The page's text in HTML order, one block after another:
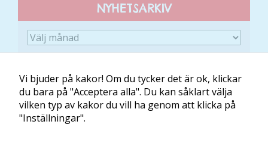
NYHETSARKIV
Om Minibladet Villkor Mina kakor
Vi bjuder på kakor! Om du tycker det är ok, klickar
du bara på "Acceptera alla". Du kan såklart välja
vilken typ av kakor du vill ha genom att klicka på
"Inställningar".
Upplevelse
För att vår
hemsida ska
bra som
möjligt
under ditt